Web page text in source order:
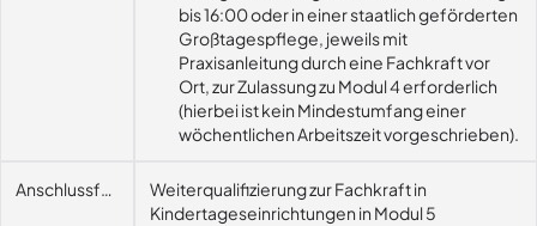
bis 16:00 oder in einer staatlich geförderten
Großtagespflege, jeweils mit
Praxisanleitung durch eine Fachkraft vor
Ort, zur Zulassung zu Modul 4 erforderlich
(hierbei ist kein Mindestumfang einer
wöchentlichen Arbeitszeit vorgeschrieben).
AnschlussfähigkeitWeiterqualifizierung zur Fachkraft in
Kindertageseinrichtungen in Modul 5